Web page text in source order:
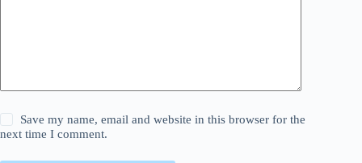
Save my name, email and website in this browser for the
next time I comment.